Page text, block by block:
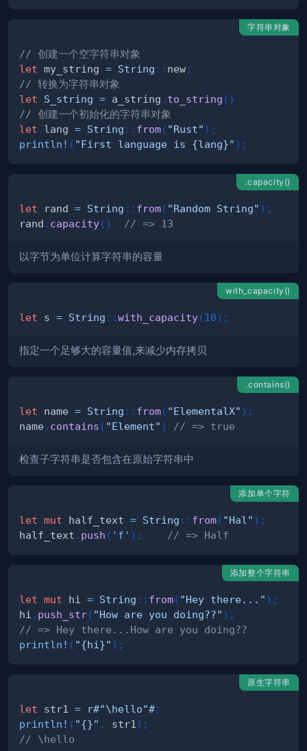
字符串对象
// 创建一个空字符串对象
let my_string = String :: new;
// 转换为字符串对象
let
S_string = a_string . to_string ( )
// 创建一个初始化的字符串对象
let lang = String :: from( "Rust" ) ;
println! ( "First language is {lang}" ) ;
.capacity()
let rand = String :: from( "Random String" ) ;
rand . capacity( ) // => 13
以字节为单位计算字符串的容量
with_capacity()
let s = String ::with_capacity(10) ;
指定一个足够大的容量值,来减少内存拷贝
.contains()
let name = String :: from( "ElementalX" ) ;
name . contains ( "Element" ) // => true
检查子字符串是否包含在原始字符串中
添加单个字符
let mut half_text = String :: from( "Hal" ) ;
half_text . push ( 'f' ) ; // => Half
添加整个字符串
let mut hi = String :: from( "Hey there..." ) ;
hi . push_str( "How are you doing??" ) ;
// => Hey there...How are you doing??
println! ( "{hi}" ) ;
原生字符串
let str1 = r#"\hello"#;
println! ( "{}" , str1 ) ;
// \hello